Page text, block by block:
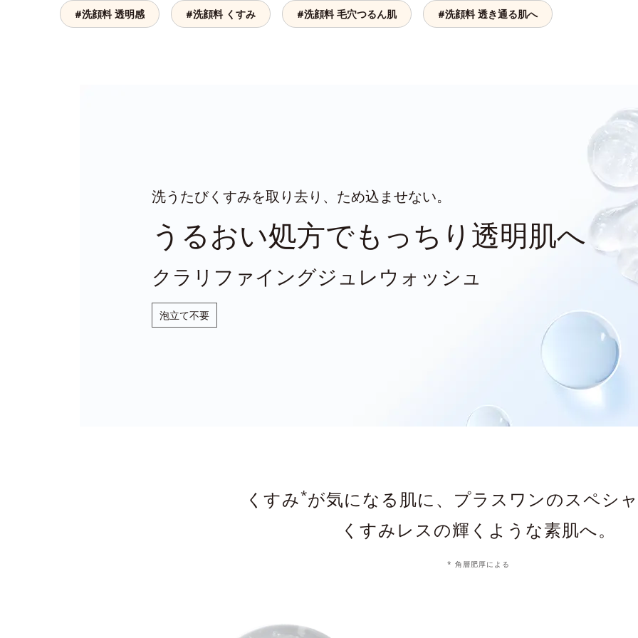
#洗顔料 透明感 #洗顔料 くすみ #洗顔料 毛穴つるん肌 #洗顔料 透き通る肌へ
洗うたびくすみを取り去り、ため込ませない。
うるおい処方でもっちり透明肌へ
クラリファイングジュレウォッシュ
泡立て不要
くすみ*が気になる肌に、 プラスワンのスペシ
くすみレスの輝くような素肌へ。
* 角層肥厚による